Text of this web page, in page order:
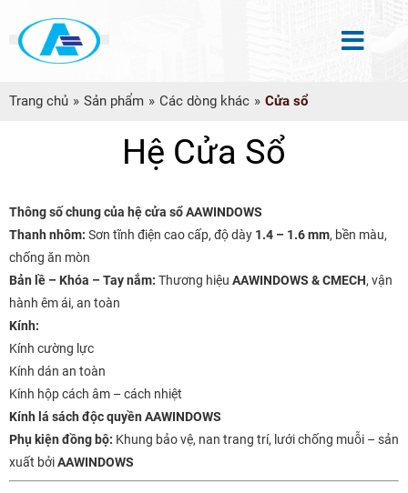
Trang chủ » Sản phẩm » Các dòng khác » Cửa sổ
Hệ Cửa Sổ
Thông số chung của hệ cửa sổ AAWINDOWS
Thanh nhôm: Sơn tĩnh điện cao cấp, độ dày 1.4 – 1.6 mm, bền màu,
chống ăn mòn
Bản lề – Khóa – Tay nắm: Thương hiệu AAWINDOWS & CMECH, vận
hành êm ái, an toàn
Kính:
Kính cường lực
Kính dán an toàn
Kính hộp cách âm – cách nhiệt
Kính lá sách độc quyền AAWINDOWS
Phụ kiện đồng bộ: Khung bảo vệ, nan trang trí, lưới chống muỗi – sản
xuất bởiAAWINDOWS